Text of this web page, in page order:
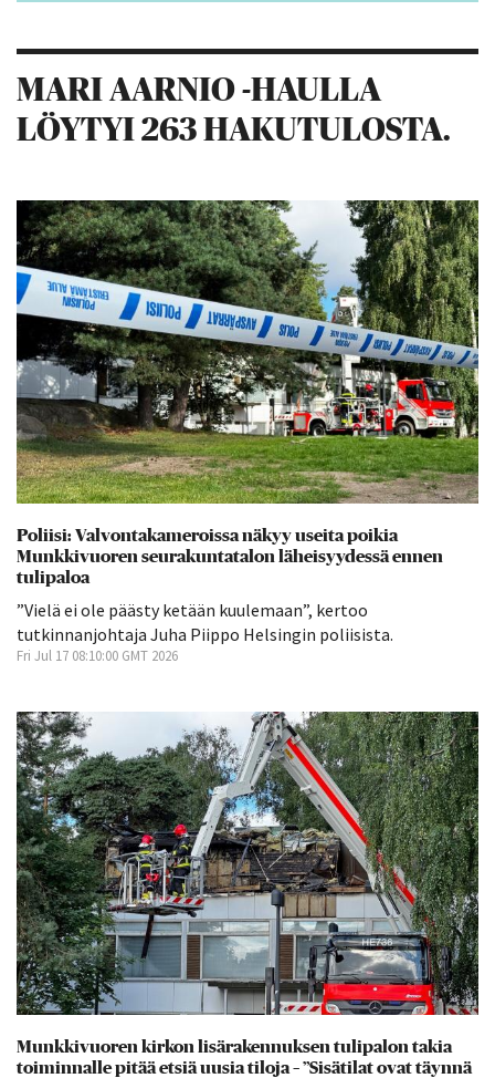
MARI AARNIO -HAULLA
LÖYTYI 263 HAKUTULOSTA.
Poliisi: Valvontakameroissa näkyy useita poikia
Munkkivuoren seurakuntatalon läheisyydessä ennen
tulipaloa
”Vielä ei ole päästy ketään kuulemaan”, kertoo
tutkinnanjohtaja Juha Piippo Helsingin poliisista.
Fri Jul 17 08:10:00 GMT 2026
Munkkivuoren kirkon lisärakennuksen tulipalon takia
toiminnalle pitää etsiä uusia tiloja – ”Sisätilat ovat täynnä